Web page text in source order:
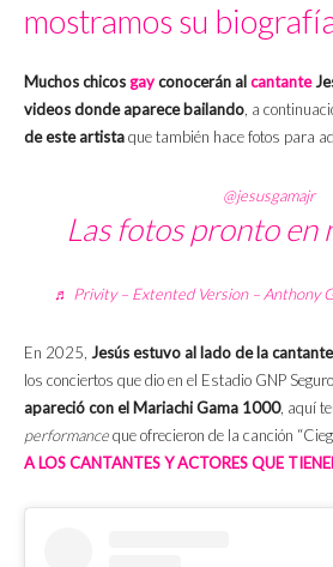
mostramos su
Muchos chicosgayconocerán alcantante
videos donde aparece bailando, a
de este artistaque también hace fotos para
@jesusgamajr
Las fotos pronto en
♬ Privity – Extented Version – Anthony
En 2025, Jesús estuvo al lado de la
los conciertos que dio en el Estadio GNP
apareció con el Mariachi Gama 1000, aquí
performanceque ofrecieron de la canción
A LOS CANTANTES Y ACTORES QUE